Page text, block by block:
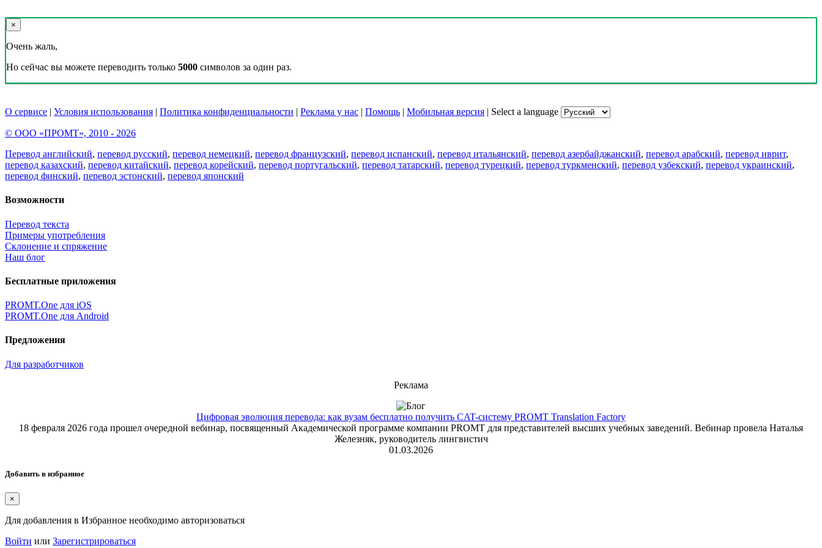
×
Очень жаль,
Но сейчас вы можете переводить только 5000 символов за один раз.
О сервисе | Условия использования | Политика конфиденциальности | Реклама у нас | Помощь | Мобильная версия | Select a language
© ООО «ПРОМТ», 2010 - 2026
Перевод английский, перевод русский, перевод немецкий, перевод французский, перевод испанский, перевод итальянский, перевод азербайджанский, перевод арабский, перевод иврит,
перевод казахский, перевод китайский, перевод корейский, перевод португальский, перевод татарский, перевод турецкий, перевод туркменский, перевод узбекский, перевод украинский,
перевод финский, перевод эстонский, перевод японский
Возможности
Перевод текста
Примеры употребления
Склонение и спряжение
Наш блог
Бесплатные приложения
PROMT.One для iOS
PROMT.One для Android
Предложения
Для разработчиков
Реклама
Цифровая эволюция перевода: как вузам бесплатно получить CAT-систему PROMT Translation Factory
18 февраля 2026 года прошел очередной вебинар, посвященный Академической программе компании PROMT для представителей высших учебных заведений. Вебинар провела Наталья
Железняк, руководитель лингвистич
01.03.2026
Добавить в избранное
×
Для добавления в Избранное необходимо авторизоваться
Войти или Зарегистрироваться